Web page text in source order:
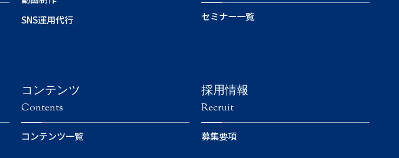
SNS運用代行
セミナー一覧
コンテンツ
Contents
コンテンツ一覧
採用情報
Recruit
募集要項